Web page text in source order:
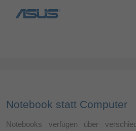
Notebook statt Computer
Notebooks verfügen über